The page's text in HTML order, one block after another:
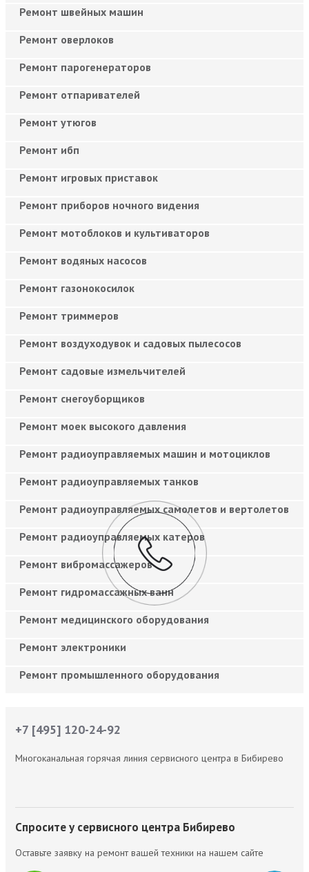
Ремонт швейных машин
Ремонт оверлоков
Ремонт парогенераторов
Ремонт отпаривателей
Ремонт утюгов
Ремонт ибп
Ремонт игровых приставок
Ремонт приборов ночного видения
Ремонт мотоблоков и культиваторов
Ремонт водяных насосов
Ремонт газонокосилок
Ремонт триммеров
Ремонт воздуходувок и садовых пылесосов
Ремонт садовые измельчителей
Ремонт снегоуборщиков
Ремонт моек высокого давления
Ремонт радиоуправляемых машин и мотоциклов
Ремонт радиоуправляемых танков
Ремонт радиоуправляемых самолетов и вертолетов
Ремонт радиоуправляемых катеров
Ремонт вибромассажеров
Ремонт гидромассажных ванн
Ремонт медицинского оборудования
Ремонт электроники
Ремонт промышленного оборудования
+7 [495] 120-24-92
Многоканальная горячая линия сервисного центра в Бибирево
Спросите у сервисного центра Бибирево
Оставьте заявку на ремонт вашей техники на нашем сайте